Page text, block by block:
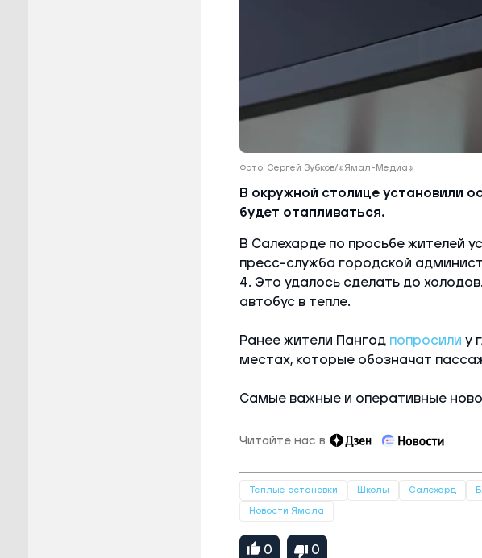
Фото: Сергей Зубков/«Ямал-Медиа»
В окружной столице установили
будет отапливаться.
В Салехарде по просьбе жителей
пресс-служба городской
4. Это удалось сделать до
автобус в тепле.
Ранее жители Пангод попросили у
местах, которые обозначат
Самые важные и оперативные
Читайте нас в
Теплые остановки Школы Салехард
Новости Ямала
0 0